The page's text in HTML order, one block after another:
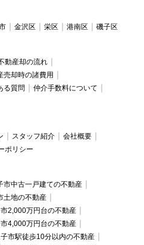
金沢区 栄区 港南区 磯子区
動産却の流れ
売却時の諸費用
る質問
仲介手数料について
スタッフ紹介
会社概要
ポリシー
市中古一戸建ての不動産
土地の不動産
2,000万円台の不動産
4,000万円台の不動産
市駅徒歩10分以内の不動産